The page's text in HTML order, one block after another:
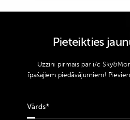
Pieteikties
Uzzini pirmais par i/c
īpašajiem piedāvājumiem!